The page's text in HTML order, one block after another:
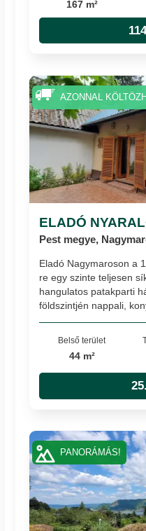
167 m²
ELADÓ
Pest megye,
Eladó Nagymaroson a
re egy szinte teljesen
hangulatos patakparti
földszintjén nappali,
Belső terület
44 m²
AZONNAL
PANORÁMÁS!